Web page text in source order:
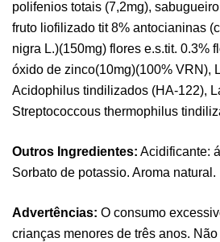
polifenios totais (7,2mg),
fruto liofilizado tit 8% antocianinas
nigra L.)(150mg) flores e.s.tit. 0.3%
óxido de zinco(10mg)(100% VRN),
Acidophilus tindilizados (HA-122),
Streptococcous thermophilus
Outros Ingredientes: Acidificante:
Sorbato de potassio. Aroma natural.
Advertências: O consumo
crianças menores de três anos.